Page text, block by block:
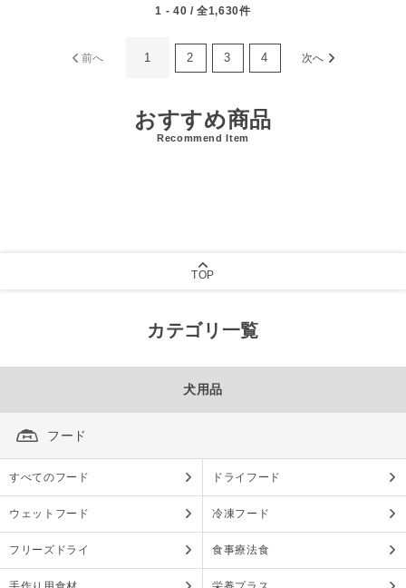
1 - 40 / 全1,630件
前へ 1 2 3 4 次へ
おすすめ商品
Recommend Item
TOP
カテゴリ一覧
犬用品
フード
すべてのフード ドライフード
ウェットフード 冷凍フード
フリーズドライ 食事療法食